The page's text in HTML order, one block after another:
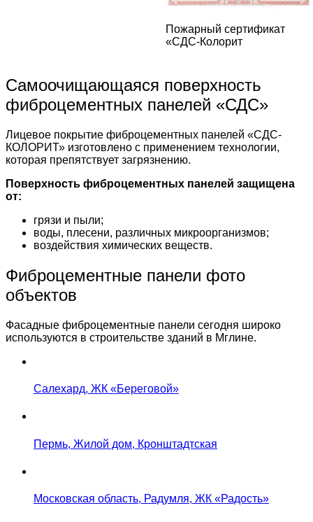
Пожарный сертификат
«СДС-Колорит
Самоочищающаяся поверхность
фиброцементных панелей «СДС»
Лицевое покрытие фиброцементных панелей «СДС-
КОЛОРИТ» изготовлено с применением технологии,
которая препятствует загрязнению.
Поверхность фиброцементных панелей защищена
от:
грязи и пыли;
воды, плесени, различных микроорганизмов;
воздействия химических веществ.
Фиброцементные панели фото
объектов
Фасадные фиброцементные панели сегодня широко
используются в строительстве зданий в Мглине.
Салехард, ЖК «Береговой»
Пермь, Жилой дом, Кронштадтская
Московская область, Радумля, ЖК «Радость»